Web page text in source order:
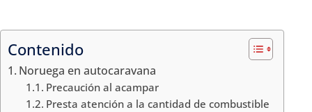
Contenido
Noruega en autocaravana
Precaución al acampar
Presta atención a la cantidad de combustible